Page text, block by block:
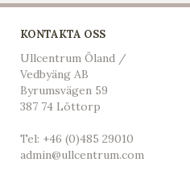
KONTAKTA OSS
Ullcentrum Öland /
Vedbyäng AB
Byrumsvägen 59
387 74 Löttorp
Tel: +46 (0)485 29010
admin@ullcentrum.com